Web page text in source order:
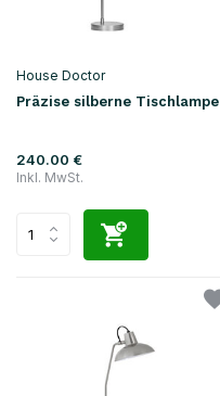
House Doctor
Präzise silberne Tischlampe
240.00 €
Inkl. MwSt.